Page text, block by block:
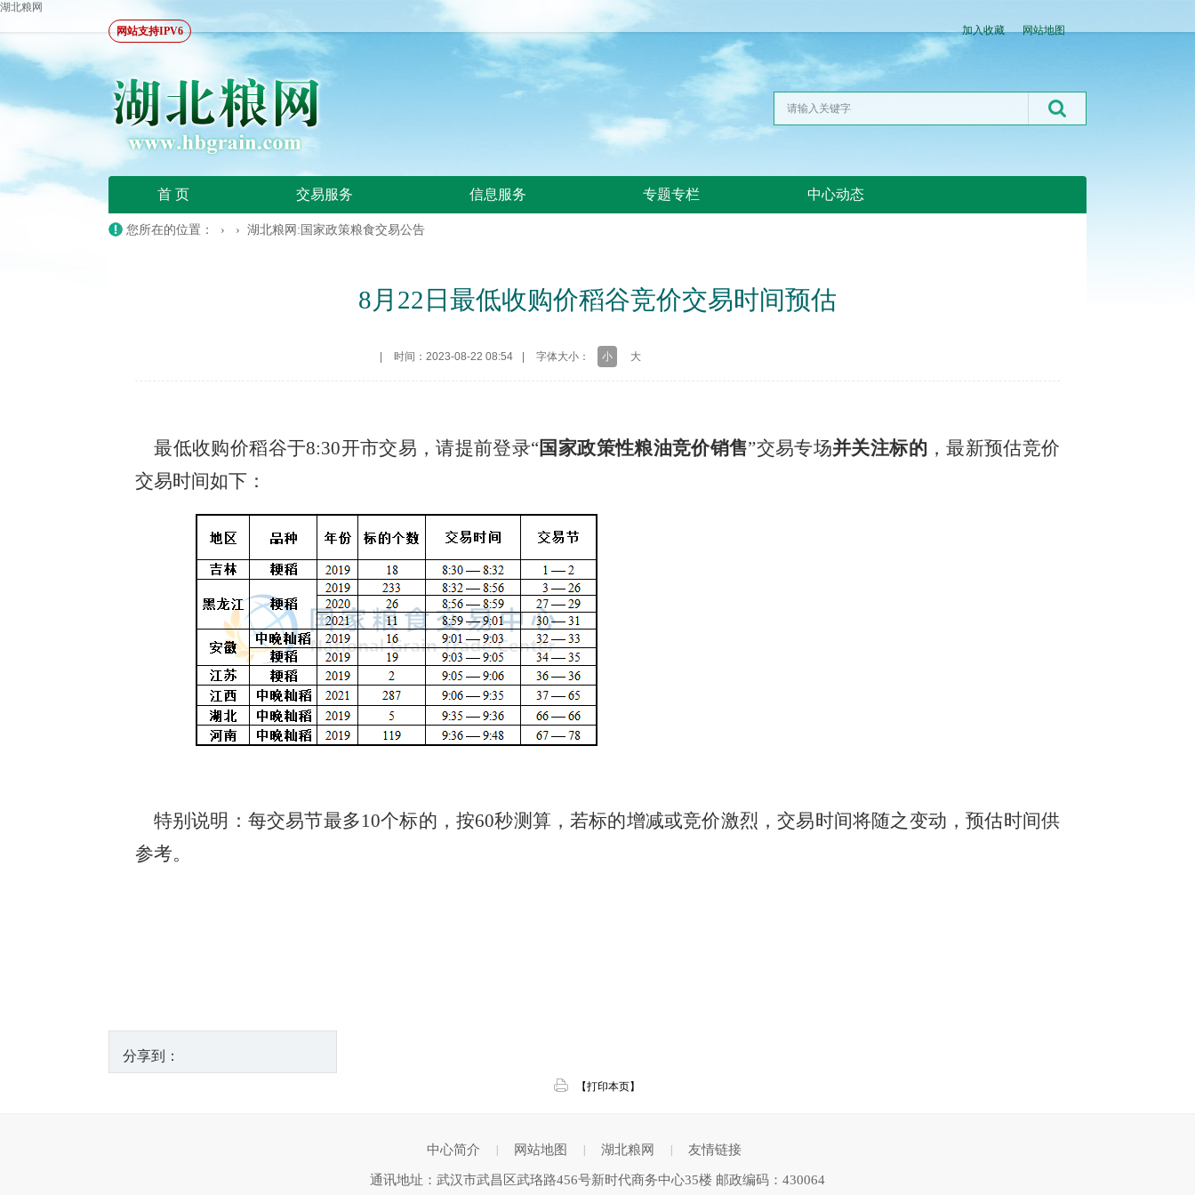
湖北粮网
网站支持IPV6
加入收藏 网站地图
首 页 交易服务 信息服务 专题专栏 中心动态
您所在的位置： › › 湖北粮网:国家政策粮食交易公告
8月22日最低收购价稻谷竞价交易时间预估
时间：2023-08-22 08:54 字体大小： 小 大
最低收购价稻谷于8:30开市交易，请提前登录“国家政策性粮油竞价销售”交易专场并关注标的 ，最新预估竞价
交易时间如下：
特别说明：每交易节最多10个标的，按60秒测算，若标的增减或竞价激烈，交易时间将随之变动，预估时间供
参考。
分享到：
【打印本页】
中心简介 网站地图 湖北粮网 友情链接
通讯地址：武汉市武昌区武珞路456号新时代商务中心35楼 邮政编码：430064